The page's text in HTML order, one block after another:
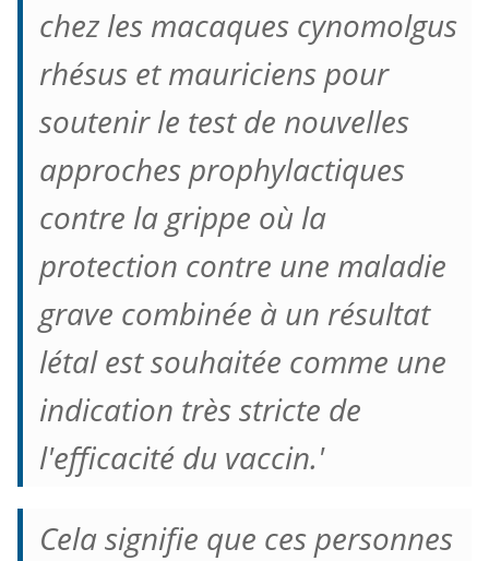
chez les macaques cynomolgus
rhésus et mauriciens pour
soutenir le test de nouvelles
approches prophylactiques
contre la grippe où la
protection contre une maladie
grave combinée à un résultat
létal est souhaitée comme une
indication très stricte de
l'efficacité du vaccin.'
Cela signifie que ces personnes